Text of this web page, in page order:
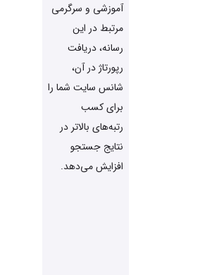
آموزشی و سرگرمی
مرتبط در این
رسانه، دریافت
رپورتاژ در آن،
شانس سایت شما را
برای کسب
رتبه‌های بالاتر در
نتایج جستجو
افزایش می‌دهد.